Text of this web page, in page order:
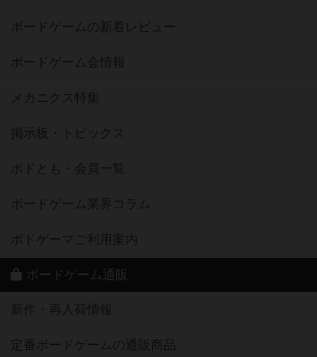
ボードゲームの新着レビュー
ボードゲーム会情報
メカニクス特集
掲示板・トピックス
ボドとも・会員一覧
ボードゲーム業界コラム
ボドゲーマご利用案内
ボードゲーム通販
新作・再入荷情報
定番ボードゲームの通販商品